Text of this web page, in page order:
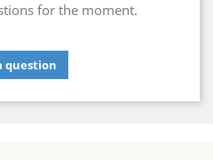
for the moment.
question